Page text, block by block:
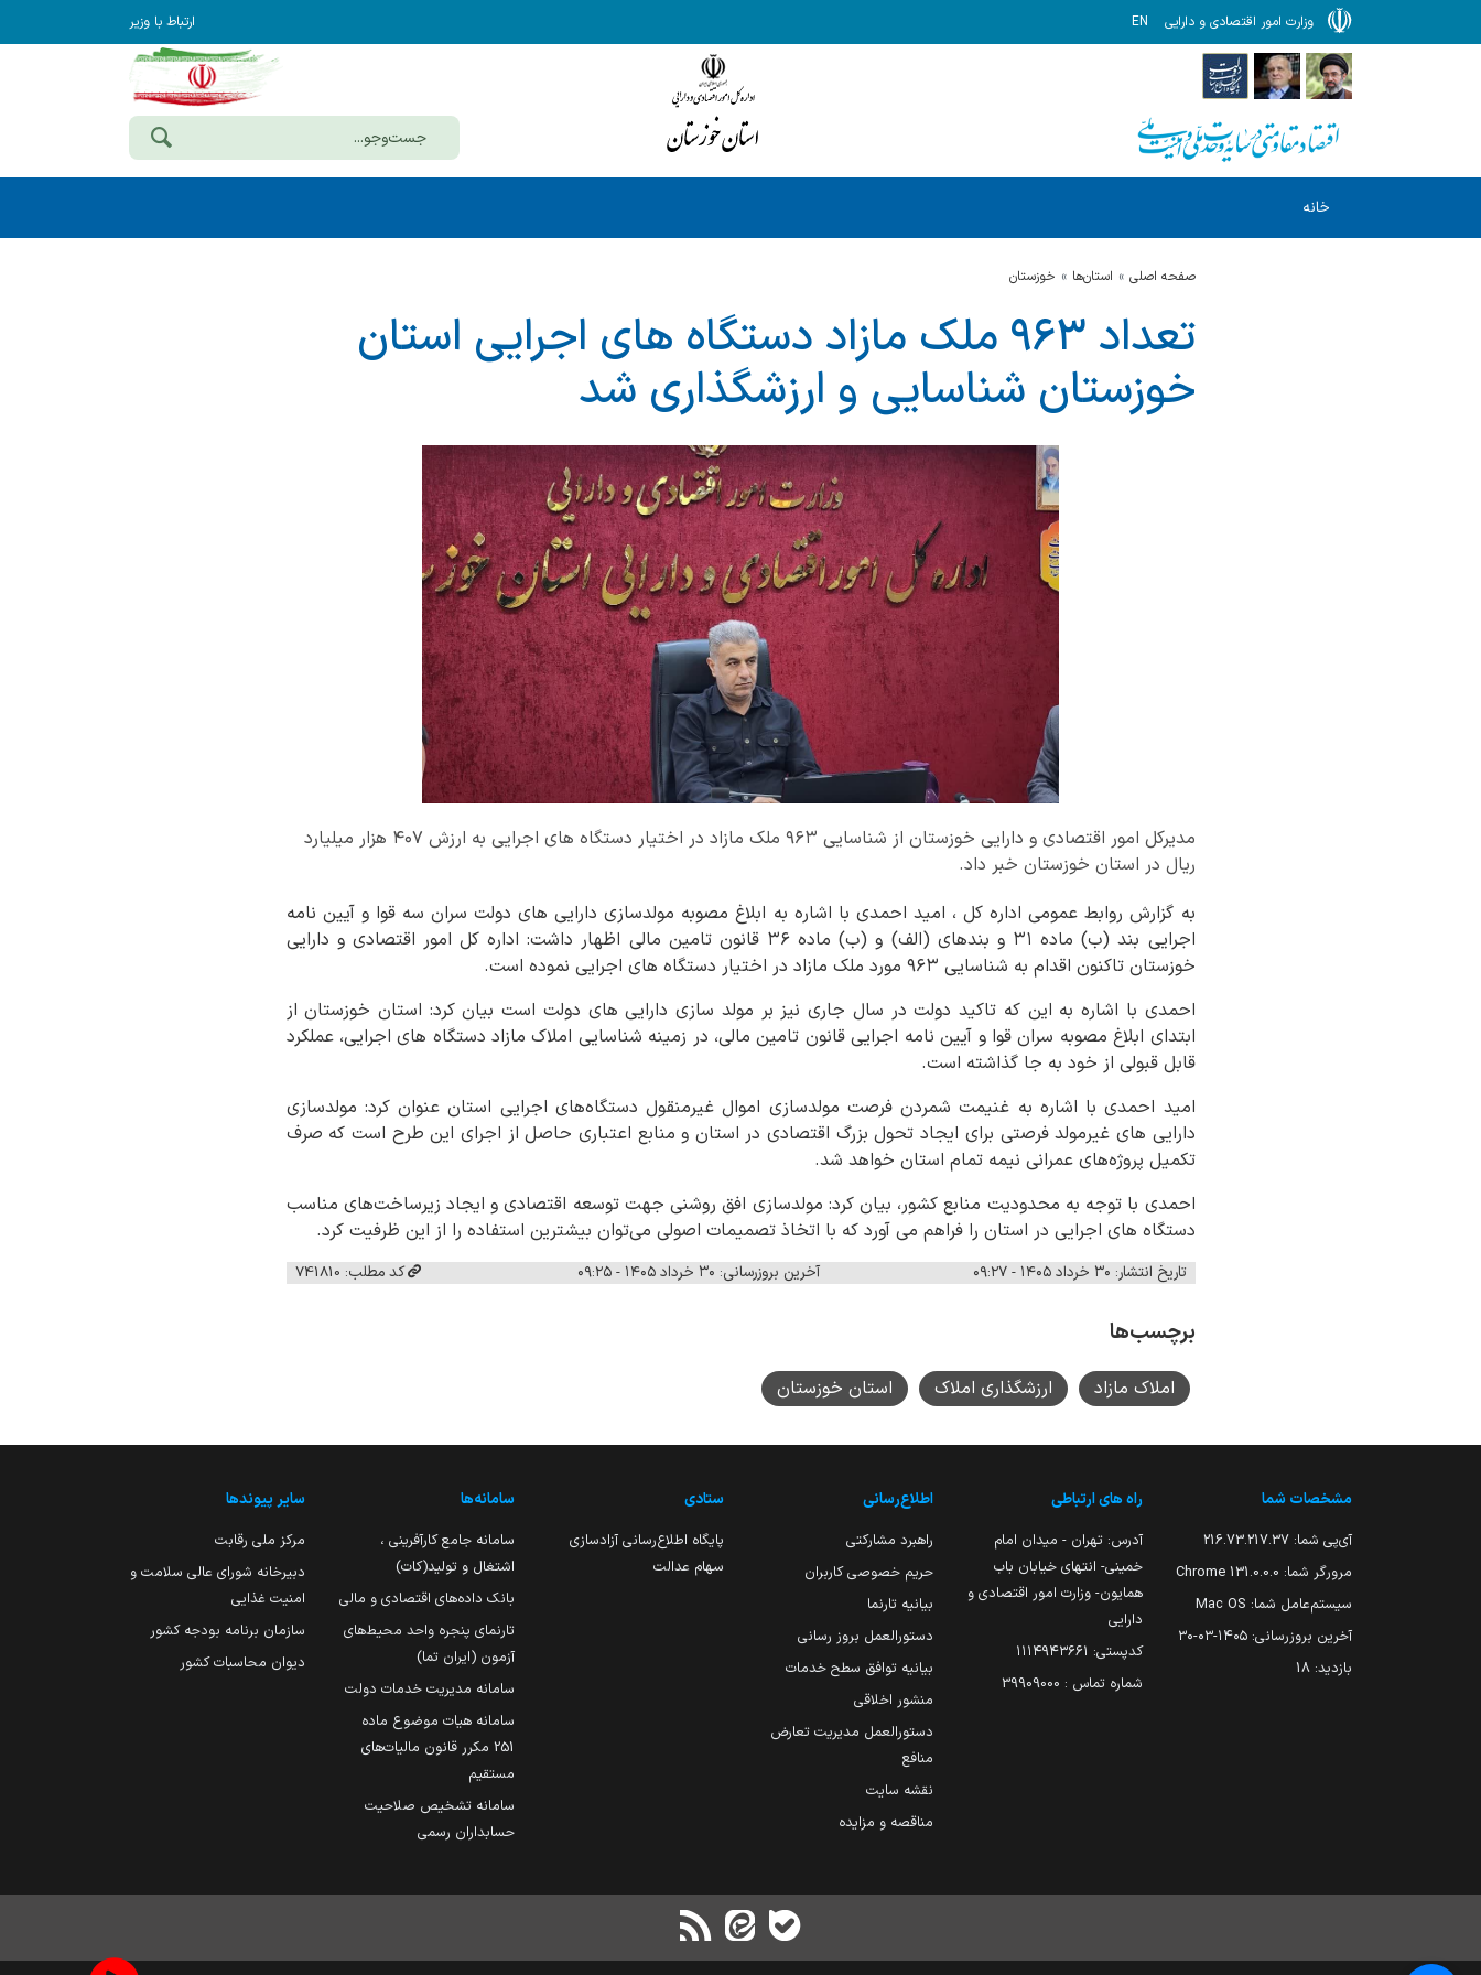
وزارت امور اقتصادی و دارایی EN ارتباط با وزیر
خانه
صفحه اصلی استان‌ها خوزستان
تعداد ۹۶۳ ملک مازاد دستگاه های اجرایی استان
خوزستان شناسایی و ارزشگذاری شد
مدیرکل امور اقتصادی و دارایی خوزستان از شناسایی ۹۶۳ ملک مازاد در اختیار دستگاه های اجرایی به ارزش ۴۰۷ هزار میلیارد
ریال در استان خوزستان خبر داد.
به گزارش روابط عمومی اداره کل ، امید احمدی با اشاره به ابلاغ مصوبه مولدسازی دارایی های دولت سران سه قوا و آیین نامه
اجرایی بند (ب) ماده ۳۱ و بندهای (الف) و (ب) ماده ۳۶ قانون تامین مالی اظهار داشت: اداره کل امور اقتصادی و دارایی
خوزستان تاکنون اقدام به شناسایی ۹۶۳ مورد ملک مازاد در اختیار دستگاه های اجرایی نموده است.
احمدی با اشاره به این که تاکید دولت در سال جاری نیز بر مولد سازی دارایی های دولت است بیان کرد: استان خوزستان از
ابتدای ابلاغ مصوبه سران قوا و آیین نامه اجرایی قانون تامین مالی، در زمینه شناسایی املاک مازاد دستگاه های اجرایی، عملکرد
قابل قبولی از خود به جا گذاشته است.
امید احمدی با اشاره به غنیمت شمردن فرصت مولدسازی اموال غیرمنقول دستگاه‌های اجرایی استان عنوان کرد: مولدسازی
دارایی های غیرمولد فرصتی برای ایجاد تحول بزرگ اقتصادی در استان و منابع اعتباری حاصل از اجرای این طرح است که صرف
تکمیل پروژه‌های عمرانی نیمه تمام استان خواهد شد. ‌
احمدی با توجه به محدودیت منابع کشور، بیان کرد: مولدسازی افق روشنی جهت توسعه اقتصادی و ایجاد زیرساخت‌های مناسب
دستگاه های اجرایی در استان را فراهم می آورد که با اتخاذ تصمیمات اصولی می‌توان بیشترین استفاده را از این ظرفیت کرد.
تاریخ انتشار: ۳۰ خرداد ۱۴۰۵ - ۰۹:۲۷ آخرین بروزرسانی: ۳۰ خرداد ۱۴۰۵ - ۰۹:۲۵ کد مطلب: 741810
برچسب‌ها
املاک مازاد ارزشگذاری املاک استان خوزستان
مشخصات شما
آی‌پی شما: 216.73.217.37
مرورگر شما: 131.0.0.0 Chrome
سیستم‌عامل شما: Mac OS
آخرین بروزرسانی: ۱۴۰۵-۰۳-۳۰
بازدید: 18
راه های ارتباطی
آدرس: تهران - میدان امام
خمینی- انتهای خیابان باب
همایون- وزارت امور اقتصادی و
دارایی
کدپستی: ۱۱۱۴۹۴۳۶۶۱
شماره تماس : 39909000
اطلاع‌رسانی
راهبرد مشارکتی
حریم خصوصی کاربران
بیانیه تارنما
دستورالعمل بروز رسانی
بیانیه توافق سطح خدمات
منشور اخلاقی
دستورالعمل مدیریت تعارض
منافع
نقشه سایت
مناقصه و مزایده
ستادی
پایگاه اطلاع‌رسانی آزادسازی
سهام عدالت
سامانه‌ها
سامانه جامع کارآفرینی ،
اشتغال و تولید(کات)
بانک داده‌های اقتصادی و مالی
تارنمای پنجره واحد محیط‌های
آزمون (ایران تما)
سامانه مدیریت خدمات دولت
سامانه هیات موضوع ماده
251 مکرر قانون مالیات‌های
مستقیم
سامانه تشخیص صلاحیت
حسابداران رسمی
سایر پیوندها
مرکز ملی رقابت
دبیرخانه شورای عالی سلامت و
امنیت غذایی
سازمان برنامه بودجه کشور
دیوان محاسبات کشور